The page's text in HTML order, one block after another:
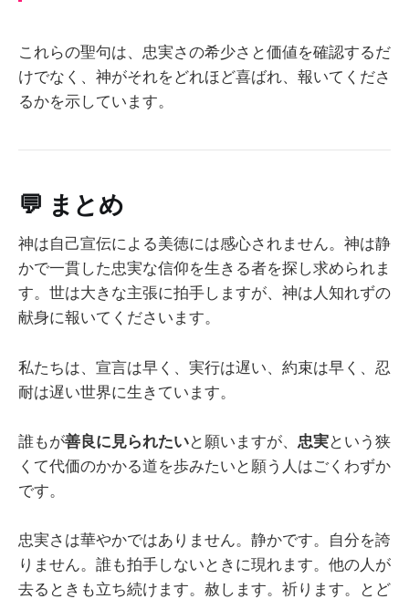
これらの聖句は、忠実さの希少さと価値を確認するだ
けでなく、神がそれをどれほど喜ばれ、報いてくださ
るかを示しています。
💬 まとめ
神は自己宣伝による美徳には感心されません。神は静
かで一貫した忠実な信仰を生きる者を探し求められま
す。世は大きな主張に拍手しますが、神は人知れずの
献身に報いてくださいます。
私たちは、宣言は早く、実行は遅い、約束は早く、忍
耐は遅い世界に生きています。
誰もが善良に見られたいと願いますが、 忠実という狭
くて代価のかかる道を歩みたいと願う人はごくわずか
です。
忠実さは華やかではありません。静かです。自分を誇
りません。誰も拍手しないときに現れます。他の人が
去るときも立ち続けます。赦します。祈ります。とど